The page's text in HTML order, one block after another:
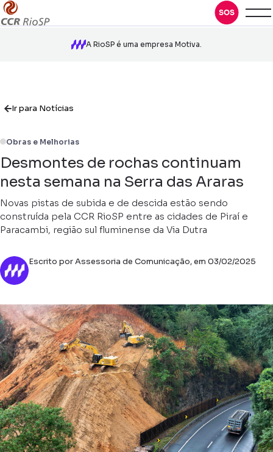
A RioSP é uma empresa Motiva.
Ir para Notícias
Obras e Melhorias
Desmontes de rochas continuam
nesta semana na Serra das Araras
Novas pistas de subida e de descida estão sendo
construída pela CCR RioSP entre as cidades de Piraí e
Paracambi, região sul fluminense da Via Dutra
Escrito por Assessoria de Comunicação, em 03/02/2025